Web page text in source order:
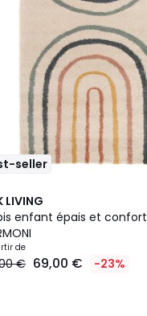
seller
LIVING
enfant épais et
de
€ 69,00 € -23%